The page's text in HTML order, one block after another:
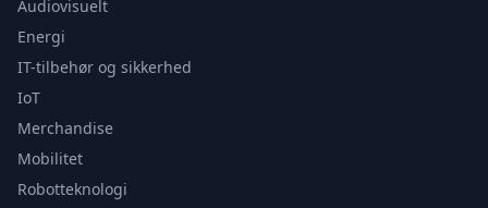
Audiovisuelt
Energi
IT-tilbehør og sikkerhed
IoT
Merchandise
Mobilitet
Robotteknologi